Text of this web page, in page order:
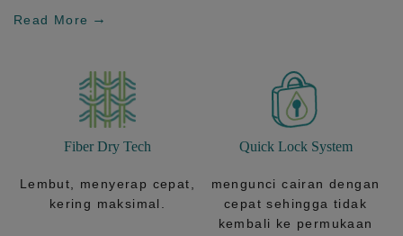
Read More
Fiber Dry Tech
Lembut, menyerap cepat,
kering maksimal.
Quick Lock System
mengunci cairan dengan
cepat sehingga tidak
kembali ke permukaan